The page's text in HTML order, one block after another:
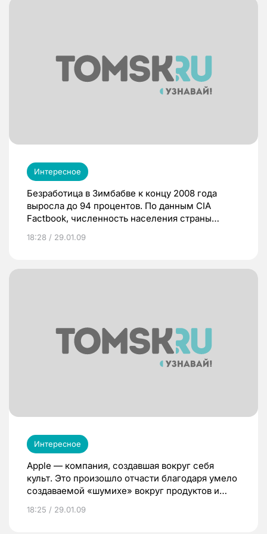
Интересное
Безработица в Зимбабве к концу 2008 года
выросла до 94 процентов. По данным CIA
Factbook, численность населения страны
образом, в конце прошлого года
более 600 тысяч человек. В 2003 году
18:28 / 29.01.09
Интересное
Apple — компания, создавшая вокруг себя
культ. Это произошло отчасти благодаря умело
создаваемой «шумихе» вокруг продуктов и
главы компании Стива Джобса сыграли с Apple
18:25 / 29.01.09